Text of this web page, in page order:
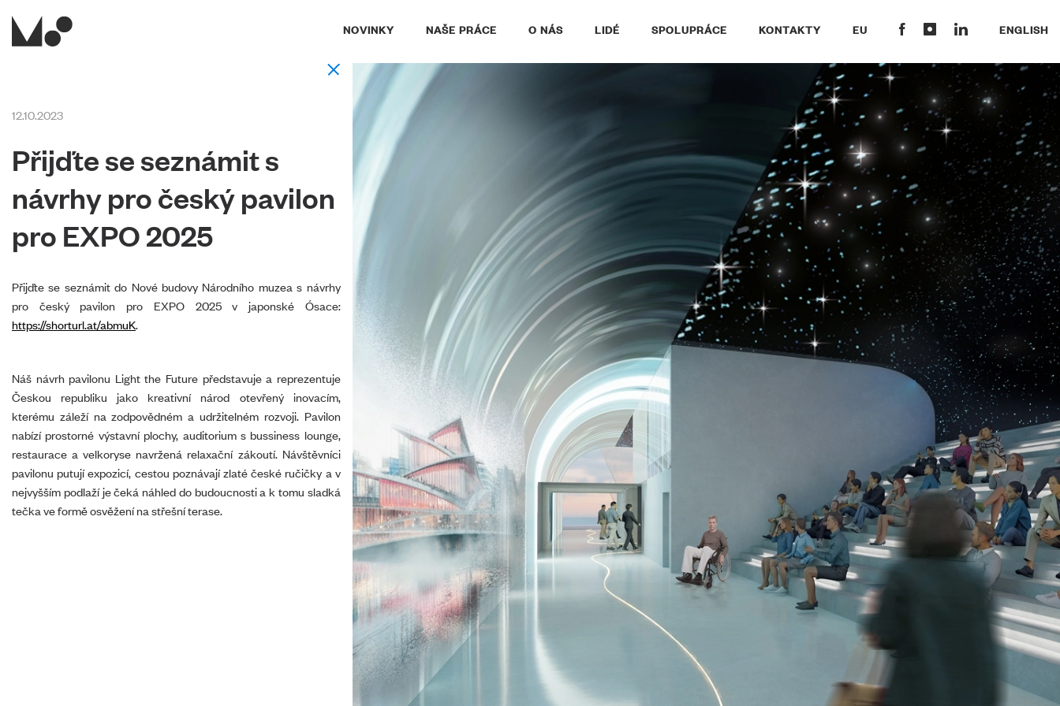
NOVINKY NAŠE PRÁCE O NÁS LIDÉ SPOLUPRÁCE KONTAKTY EU ENGLISH
12.10.2023
Přijďte se seznámit s
návrhy pro český pavilon
pro EXPO 2025
Přijďte se seznámit do Nové budovy Národního muzea s návrhy
pro český pavilon pro EXPO 2025 v japonské Ósace:
https://shorturl.at/abmuK.
Náš návrh pavilonu Light the Future představuje a reprezentuje
Českou republiku jako kreativní národ otevřený inovacím,
kterému záleží na zodpovědném a udržitelném rozvoji. Pavilon
nabízí prostorné výstavní plochy, auditorium s bussiness lounge,
restaurace a velkoryse navržená relaxační zákoutí. Návštěvníci
pavilonu putují expozicí, cestou poznávají zlaté české ručičky a v
nejvyšším podlaží je čeká náhled do budoucnosti a k tomu sladká
tečka ve formě osvěžení na střešní terase.